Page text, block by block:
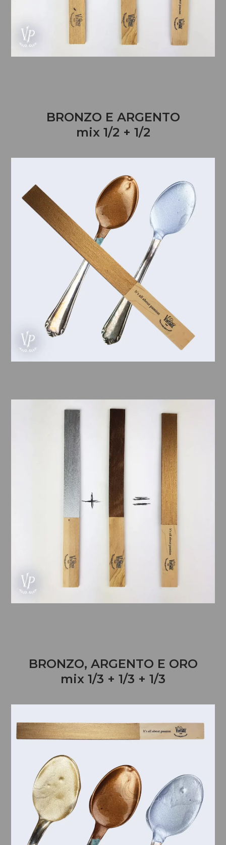
BRONZO E ARGENTO
mix 1/2 + 1/2
BRONZO, ARGENTO E ORO
mix 1/3 + 1/3 + 1/3